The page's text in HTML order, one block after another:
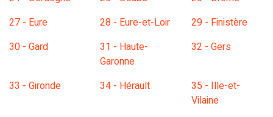
27 - Eure
28 - Eure-et-Loir
29 - Finistère
30 - Gard
31 - Haute-
Garonne
32 - Gers
33 - Gironde 34 - Hérault
35 - Ille-et-
Vilaine